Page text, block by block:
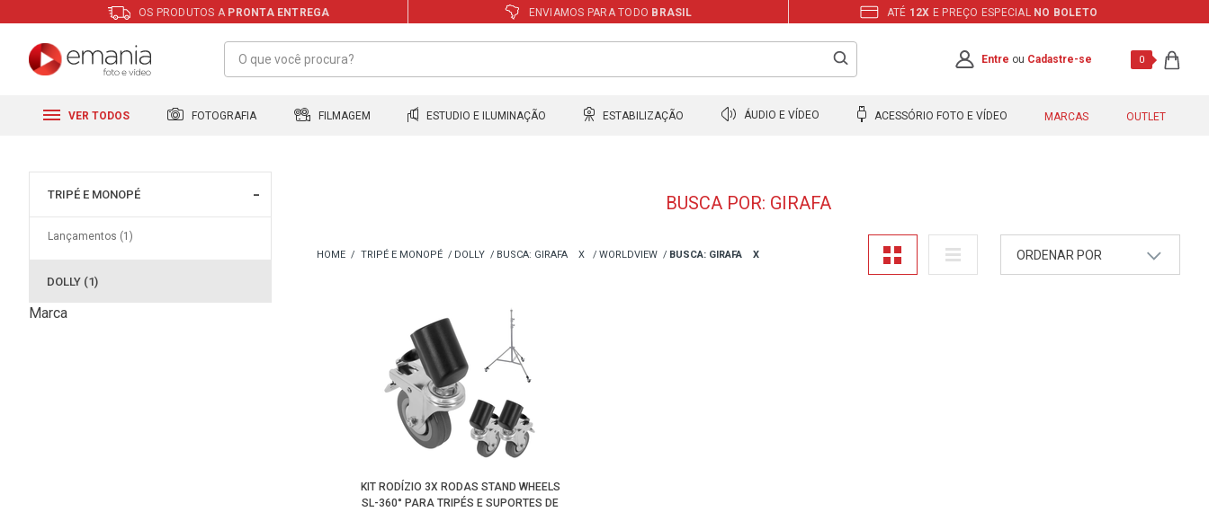
OS PRODUTOS A PRONTA ENTREGA ENVIAMOS PARA TODO BRASIL ATÉ 12X E PREÇO ESPECIAL NO BOLETO
Entre ou Cadastre-se 0
VER TODOS FOTOGRAFIA FILMAGEM ESTUDIO E ILUMINAÇÃO ESTABILIZAÇÃO ÁUDIO E VÍDEO ACESSÓRIO FOTO E VÍDEO MARCAS OUTLET
TRIPÉ E MONOPÉ
Lançamentos (1)
DOLLY (1)
Marca
BUSCA POR: GIRAFA
TRIPÉ E MONOPÉ DOLLY BUSCA: GIRAFA X WORLDVIEW BUSCA: GIRAFA X ORDENAR POR
KIT RODÍZIO 3X RODAS STAND WHEELS
SL-360° PARA TRIPÉS E SUPORTES DE